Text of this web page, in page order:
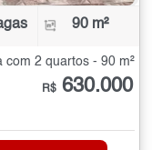
90 m²
com 2 quartos - 90 m²
R$ 630.000